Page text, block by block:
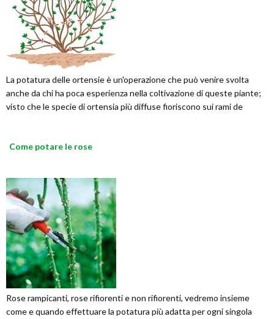
La potatura delle ortensie è un'operazione che può venire svolta
anche da chi ha poca esperienza nella coltivazione di queste piante;
visto che le specie di ortensia più diffuse fioriscono sui rami de
Come potare le rose
Rose rampicanti, rose rifiorenti e non rifiorenti, vedremo insieme
come e quando effettuare la potatura più adatta per ogni singola